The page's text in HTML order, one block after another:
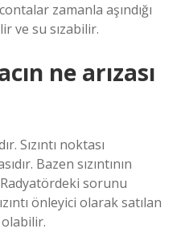
zamanla aşındığı
ve su sızabilir.
ne arızası
Sızıntı noktası
Bazen sızıntının
sorunu
önleyici olarak satılan